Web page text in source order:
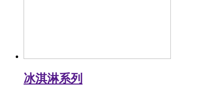
冰淇淋系列